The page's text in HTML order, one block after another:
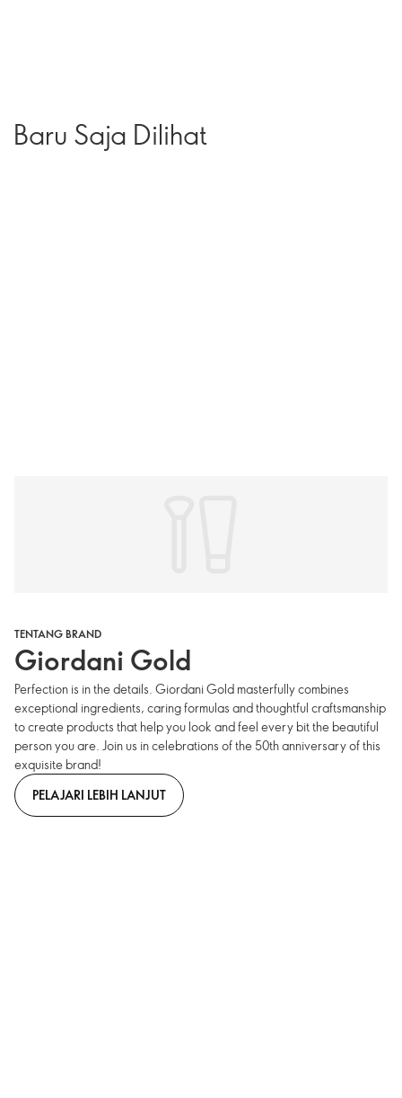
Baru Saja Dilihat
TENTANG BRAND
Giordani Gold
Perfection is in the details. Giordani Gold masterfully combines
exceptional ingredients, caring formulas and thoughtful craftsmanship
to create products that help you look and feel every bit the beautiful
person you are. Join us in celebrations of the 50th anniversary of this
exquisite brand!
PELAJARI LEBIH LANJUT